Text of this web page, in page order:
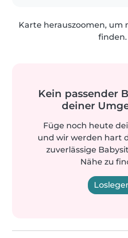
Karte herauszoomen, um
finden.
Kein passender
deiner
Füge noch heute
und wir werden hart
zuverlässige
Nähe zu